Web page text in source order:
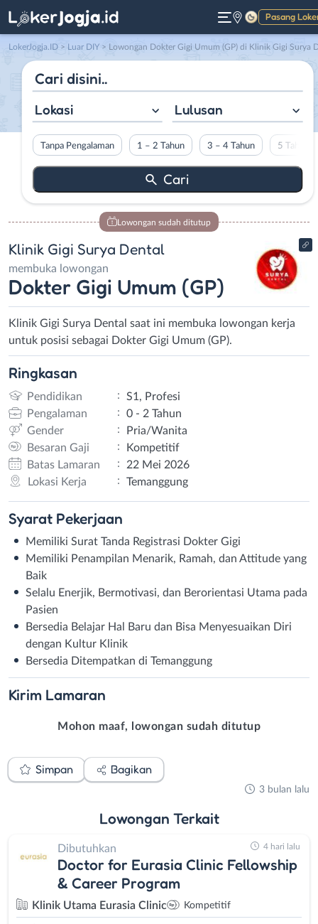
Pasang
Gelap
LokerJogja.ID > Luar DIY > Lowongan Dokter Gigi Umum (GP) di Klinik Gigi Surya
Lokasi Lulusan
Tanpa Pengalaman 1 – 2 Tahun 3 – 4 Tahun 5 Tahun
Lowongan sudah ditutup
Klinik Gigi Surya Dental
membuka lowongan
Dokter Gigi Umum (GP)
Klinik Gigi Surya Dental saat ini membuka lowongan kerja
untuk posisi sebagai Dokter Gigi Umum (GP).
Ringkasan
Pendidikan :
S1, Profesi
Pengalaman
:
0 - 2 Tahun
Gender
:
Pria/Wanita
Besaran Gaji
:
Kompetitif
Batas Lamaran
:
22 Mei 2026
Lokasi Kerja
: Temanggung
Syarat Pekerjaan
Memiliki Surat Tanda Registrasi Dokter Gigi
Memiliki Penampilan Menarik, Ramah, dan Attitude yang
Baik
Selalu Enerjik, Bermotivasi, dan Berorientasi Utama pada
Pasien
Bersedia Belajar Hal Baru dan Bisa Menyesuaikan Diri
dengan Kultur Klinik
Bersedia Ditempatkan di Temanggung
Kirim Lamaran
Mohon maaf, lowongan sudah ditutup
Simpan Bagikan
3 bulan lalu
Lowongan Terkait
Dibutuhkan
Doctor for Eurasia Clinic Fellowship
& Career Program
Klinik Utama Eurasia Clinic Kompetitif
4 hari lalu